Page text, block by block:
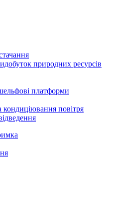
природних ресурсів
платформи
повітря